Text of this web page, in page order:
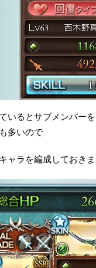
いるとサブメンバーを
多いので
ャラを編成しておき